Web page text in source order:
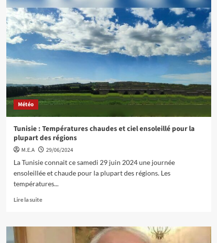
Météo
Tunisie : Températures chaudes et ciel ensoleillé pour la
plupart des régions
M.E.A
29/06/2024
La Tunisie connait ce samedi 29 juin 2024 une journée
ensoleillée et chaude pour la plupart des régions. Les
températures...
Lire la suite